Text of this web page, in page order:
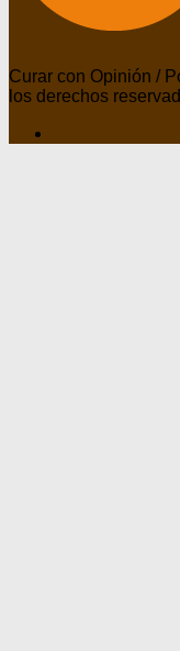
Curar con Opinión /
los derechos